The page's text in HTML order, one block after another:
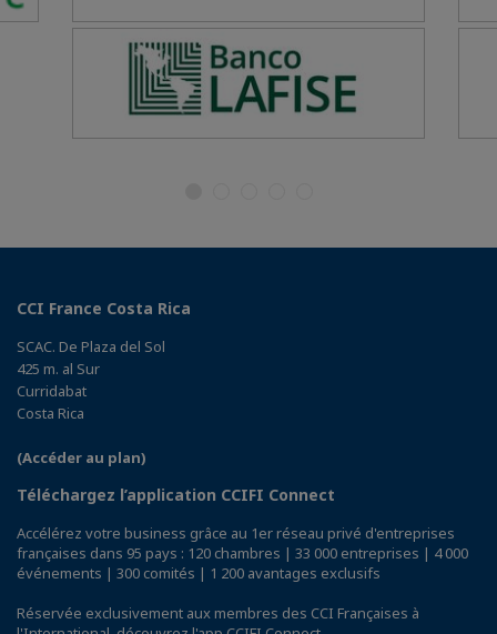
CCI France Costa Rica
SCAC. De Plaza del Sol
425 m. al Sur
Curridabat
Costa Rica
(Accéder au plan)
Téléchargez l’application CCIFI Connect
Accélérez votre business grâce au 1er réseau privé d'entreprises
françaises dans 95 pays : 120 chambres | 33 000 entreprises | 4 000
événements | 300 comités | 1 200 avantages exclusifs
Réservée exclusivement aux membres des CCI Françaises à